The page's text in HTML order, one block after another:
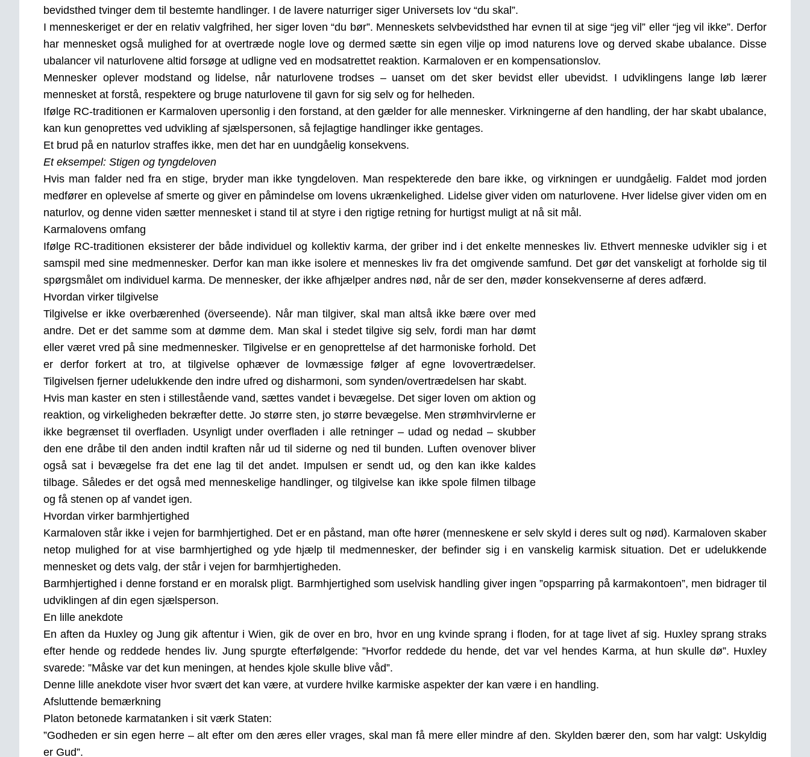
bevidsthed tvinger dem til bestemte handlinger. I de lavere naturriger siger Universets lov “du skal”.
I menneskeriget er der en relativ valgfrihed, her siger loven “du bør”. Menneskets selvbevidsthed har evnen til at sige “jeg vil” eller “jeg vil ikke”. Derfor
har mennesket også mulighed for at overtræde nogle love og dermed sætte sin egen vilje op imod naturens love og derved skabe ubalance. Disse
ubalancer vil naturlovene altid forsøge at udligne ved en modsatrettet reaktion. Karmaloven er en kompensationslov.
Mennesker oplever modstand og lidelse, når naturlovene trodses – uanset om det sker bevidst eller ubevidst. I udviklingens lange løb lærer
mennesket at forstå, respektere og bruge naturlovene til gavn for sig selv og for helheden.
Ifølge RC-traditionen er Karmaloven upersonlig i den forstand, at den gælder for alle mennesker. Virkningerne af den handling, der har skabt ubalance,
kan kun genoprettes ved udvikling af sjælspersonen, så fejlagtige handlinger ikke gentages.
Et brud på en naturlov straffes ikke, men det har en uundgåelig konsekvens.
Et eksempel: Stigen og tyngdeloven
Hvis man falder ned fra en stige, bryder man ikke tyngdeloven. Man respekterede den bare ikke, og virkningen er uundgåelig. Faldet mod jorden
medfører en oplevelse af smerte og giver en påmindelse om lovens ukrænkelighed. Lidelse giver viden om naturlovene. Hver lidelse giver viden om en
naturlov, og denne viden sætter mennesket i stand til at styre i den rigtige retning for hurtigst muligt at nå sit mål.
Karmalovens omfang
Ifølge RC-traditionen eksisterer der både individuel og kollektiv karma, der griber ind i det enkelte menneskes liv. Ethvert menneske udvikler sig i et
samspil med sine medmennesker. Derfor kan man ikke isolere et menneskes liv fra det omgivende samfund. Det gør det vanskeligt at forholde sig til
spørgsmålet om individuel karma. De mennesker, der ikke afhjælper andres nød, når de ser den, møder konsekvenserne af deres adfærd.
Hvordan virker tilgivelse
Tilgivelse er ikke overbærenhed (överseende). Når man tilgiver, skal man altså ikke bære over med
andre. Det er det samme som at dømme dem. Man skal i stedet tilgive sig selv, fordi man har dømt
eller været vred på sine medmennesker. Tilgivelse er en genoprettelse af det harmoniske forhold. Det
er derfor forkert at tro, at tilgivelse ophæver de lovmæssige følger af egne lovovertrædelser.
Tilgivelsen fjerner udelukkende den indre ufred og disharmoni, som synden/overtrædelsen har skabt.
Hvis man kaster en sten i stillestående vand, sættes vandet i bevægelse. Det siger loven om aktion og
reaktion, og virkeligheden bekræfter dette. Jo større sten, jo større bevægelse. Men strømhvirvlerne er
ikke begrænset til overfladen. Usynligt under overfladen i alle retninger – udad og nedad – skubber
den ene dråbe til den anden indtil kraften når ud til siderne og ned til bunden. Luften ovenover bliver
også sat i bevægelse fra det ene lag til det andet. Impulsen er sendt ud, og den kan ikke kaldes
tilbage. Således er det også med menneskelige handlinger, og tilgivelse kan ikke spole filmen tilbage
og få stenen op af vandet igen.
Hvordan virker barmhjertighed
Karmaloven står ikke i vejen for barmhjertighed. Det er en påstand, man ofte hører (menneskene er selv skyld i deres sult og nød). Karmaloven skaber
netop mulighed for at vise barmhjertighed og yde hjælp til medmennesker, der befinder sig i en vanskelig karmisk situation. Det er udelukkende
mennesket og dets valg, der står i vejen for barmhjertigheden.
Barmhjertighed i denne forstand er en moralsk pligt. Barmhjertighed som uselvisk handling giver ingen ”opsparring på karmakontoen”, men bidrager til
udviklingen af din egen sjælsperson.
En lille anekdote
En aften da Huxley og Jung gik aftentur i Wien, gik de over en bro, hvor en ung kvinde sprang i floden, for at tage livet af sig. Huxley sprang straks
efter hende og reddede hendes liv. Jung spurgte efterfølgende: ”Hvorfor reddede du hende, det var vel hendes Karma, at hun skulle dø”. Huxley
svarede: ”Måske var det kun meningen, at hendes kjole skulle blive våd”.
Denne lille anekdote viser hvor svært det kan være, at vurdere hvilke karmiske aspekter der kan være i en handling.
Afsluttende bemærkning
Platon betonede karmatanken i sit værk Staten:
”Godheden er sin egen herre – alt efter om den æres eller vrages, skal man få mere eller mindre af den. Skylden bærer den, som har valgt: Uskyldig
er Gud”.